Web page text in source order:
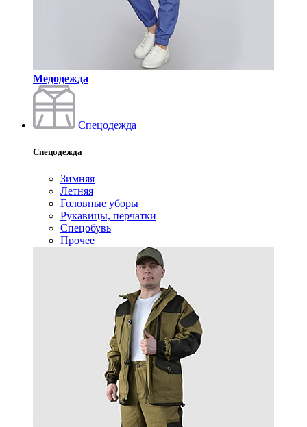
Медодежда
Спецодежда
Спецодежда
Зимняя
Летняя
Головные уборы
Рукавицы, перчатки
Спецобувь
Прочее